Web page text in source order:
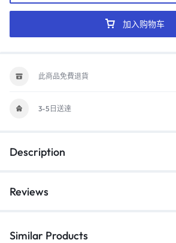
加入购物车
此商品免費退貨
3-5日送達
Description
Reviews
Similar Products